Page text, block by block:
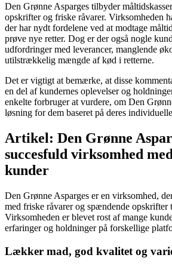
Den Grønne Asparges tilbyder
opskrifter og friske råvarer. Virksomheden
der har nydt fordelene ved at modtage
prøve nye retter. Dog er der også nogle
udfordringer med leverancer, manglende
utilstrækkelig mængde af kød i retterne.
Det er vigtigt at bemærke, at disse
en del af kundernes oplevelser og
enkelte forbruger at vurdere, om Den
løsning for dem baseret på deres
Artikel: Den Grønne
succesfuld virksomhed
kunder
Den Grønne Asparges er en virksomhed,
med friske råvarer og spændende opskrifter
Virksomheden er blevet rost af mange
erfaringer og holdninger på forskellige
Lækker mad, god kvalitet og